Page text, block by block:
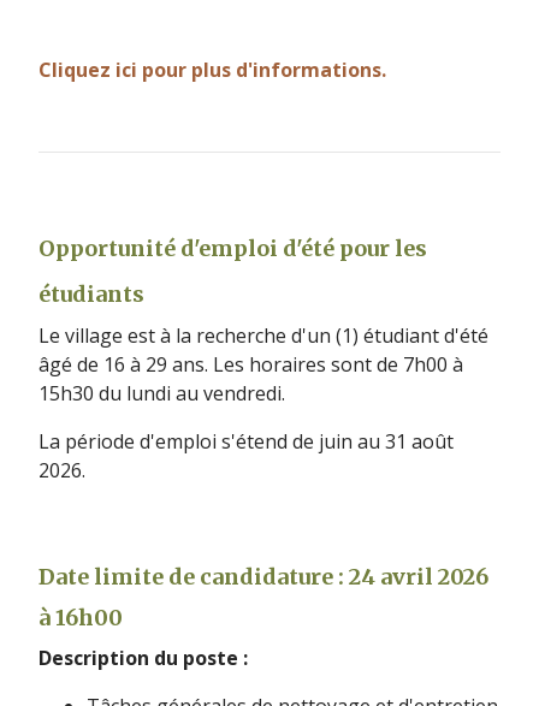
Cliquez ici pour plus d'informations.
Opportunité d'emploi d'été pour les
étudiants
Le village est à la recherche d'un (1) étudiant d'été
âgé de 16 à 29 ans. Les horaires sont de 7h00 à
15h30 du lundi au vendredi.
La période d'emploi s'étend de juin au 31 août
2026.
Date limite de candidature : 24 avril 2026
à 16h00
Description du poste :